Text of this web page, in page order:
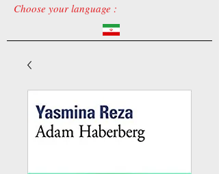
Choose your language :